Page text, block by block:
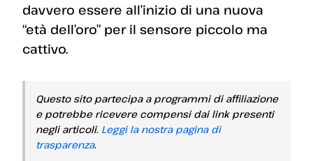
davvero essere all’inizio di una nuova
“età dell’oro” per il sensore piccolo ma
cattivo.
Questo sito partecipa a programmi di affiliazione
e potrebbe ricevere compensi dai link presenti
negli articoli. Leggi la nostra pagina di
trasparenza.